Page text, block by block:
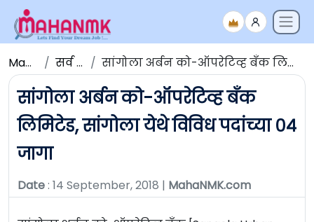
Maha NMK सर्व जाहिराती सांगोला अर्बन को-ऑपरेटिव्ह बँक लिमिटेड, सांगोला येथे विविध पदांच्या ०४ जागा
सांगोला अर्बन को-ऑपरेटिव्ह बँक
लिमिटेड, सांगोला येथे विविध पदांच्या ०४
जागा
Date: 14 September, 2018 | MahaNMK.com